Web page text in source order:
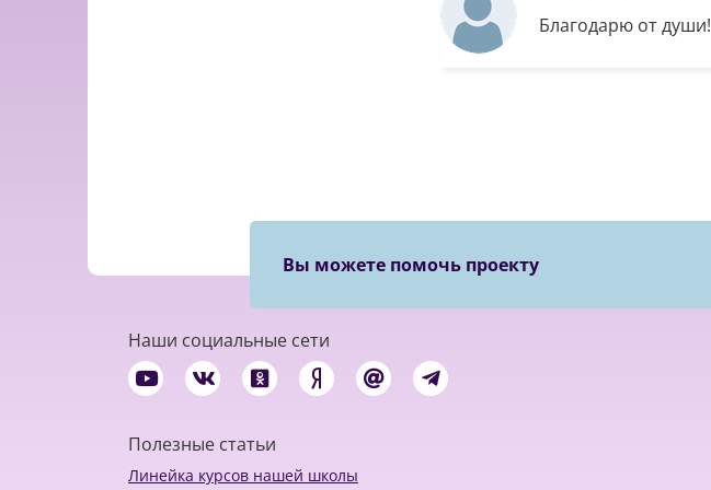
Благодарю от души!
Вы можете помочь проекту
Наши социальные сети
Полезные статьи
Линейка курсов нашей школы